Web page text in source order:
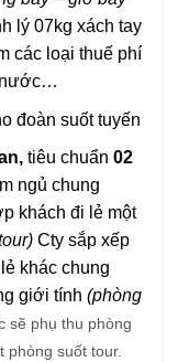
lý 07kg xách tay
các loại thuế phí
nước…
đoàn suốt tuyến
tiêu chuẩn 02
ngủ chung
khách đi lẻ một
Cty sắp xếp
khác chung
giới tính (phòng
sẽ phụ thu phòng
phòng suốt tour.